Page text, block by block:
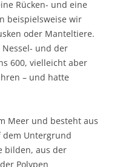
Rücken- und eine
beispielsweise wir
oder Manteltiere.
und der
600, vielleicht aber
– und hatte
Meer und besteht aus
dem Untergrund
bilden, aus der
Polypen